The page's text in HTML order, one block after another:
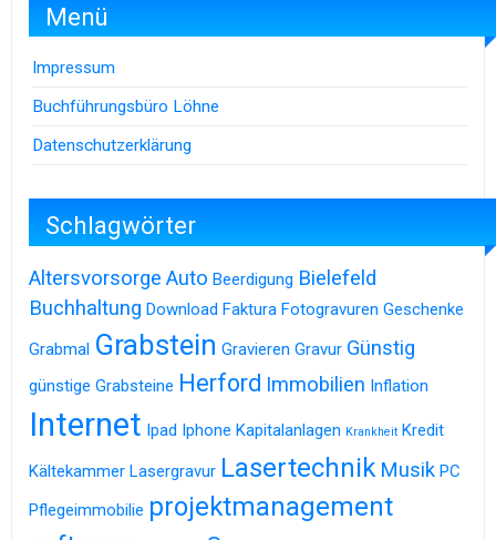
Menü
Impressum
Buchführungsbüro Löhne
Datenschutzerklärung
Schlagwörter
Altersvorsorge Auto Beerdigung Bielefeld
Buchhaltung Download Faktura Fotogravuren Geschenke
Grabmal Grabstein Gravieren Gravur Günstig
günstige Grabsteine Herford Immobilien Inflation
Internet Ipad Iphone Kapitalanlagen Krankheit Kredit
Kältekammer Lasergravur Lasertechnik Musik PC
Pflegeimmobilie projektmanagement